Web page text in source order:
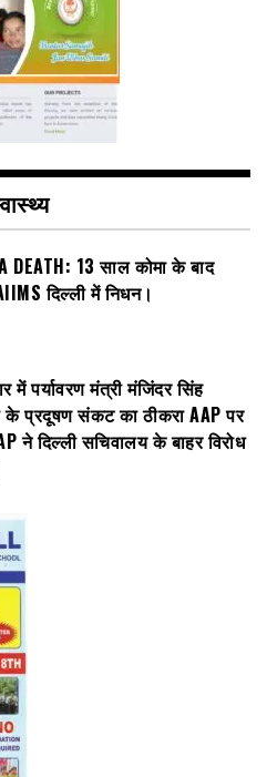
DEATH: 13 साल कोमा के बाद
दिल्ली में निधन।
में पर्यावरण मंत्री मंजिंदर सिंह
के प्रदूषण संकट का ठीकरा AAP पर
ने दिल्ली सचिवालय के बाहर विरोध